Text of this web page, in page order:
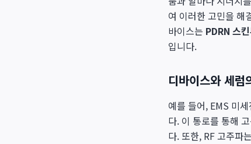
여 이러한 고민을 해
바이스는 PDRN 스
입니다.
디바이스와 세럼
예를 들어, EMS 미
다. 이 통로를 통해
다. 또한, RF 고주파